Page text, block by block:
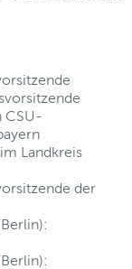
CSU-
Landkreis
der